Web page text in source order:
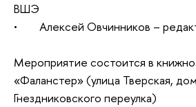
ВШЭ
• Алексей Овчинников –
Мероприятие состоится в
«Фаланстер» (улица Тверская,
Гнездниковского переулка)